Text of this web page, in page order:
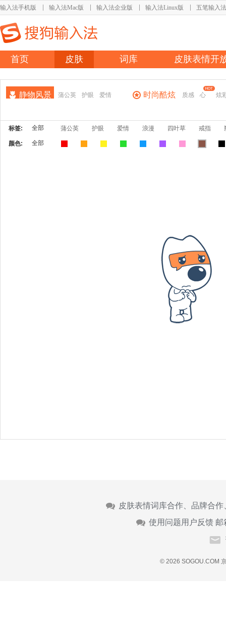
输入法手机版 输入法Mac版 输入法企业版 输入法Linux版 五笔输入法
首页 皮肤 词库 皮肤表情开
静物风景 蒲公英 护眼 爱情 时尚酷炫 质感 心 炫
标签: 全部 蒲公英 护眼 爱情 浪漫 四叶草 戒指
颜色: 全部
皮肤表情词库合作、品牌合
使用问题用户反馈 邮
© 2026 SOGOU.COM